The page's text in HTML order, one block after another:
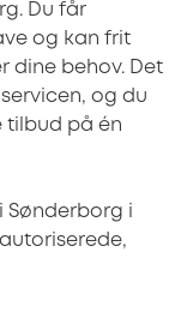
Du får
og kan frit
dine behov. Det
og du
tilbud på én
Sønderborg i